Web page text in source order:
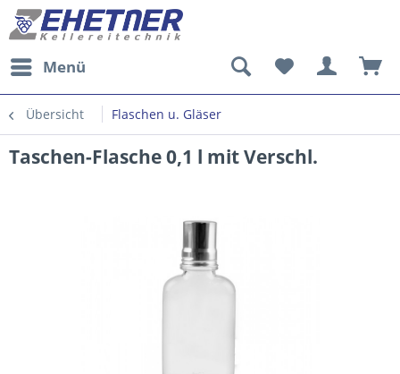
Menü
Übersicht Flaschen u. Gläser
Taschen-Flasche 0,1 l mit Verschl.